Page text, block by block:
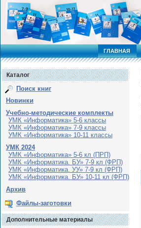
ГЛАВНАЯ
Каталог
Поиск книг
Новинки
Учебно-методические комплекты
УМК «Информатика» 5-6 классы
УМК «Информатика» 7-9 классы
УМК «Информатика» 10-11 классы
УМК 2024
УМК «Информатика» 5-6 кл (ПРП)
УМК «Информатика. БУ» 7-9 кл (ФРП)
УМК «Информатика. УУ» 7-9 кл (ФРП)
УМК «Информатика. БУ» 10-11 кл (ФРП)
Архив
Файлы-заготовки
Дополнительные материалы